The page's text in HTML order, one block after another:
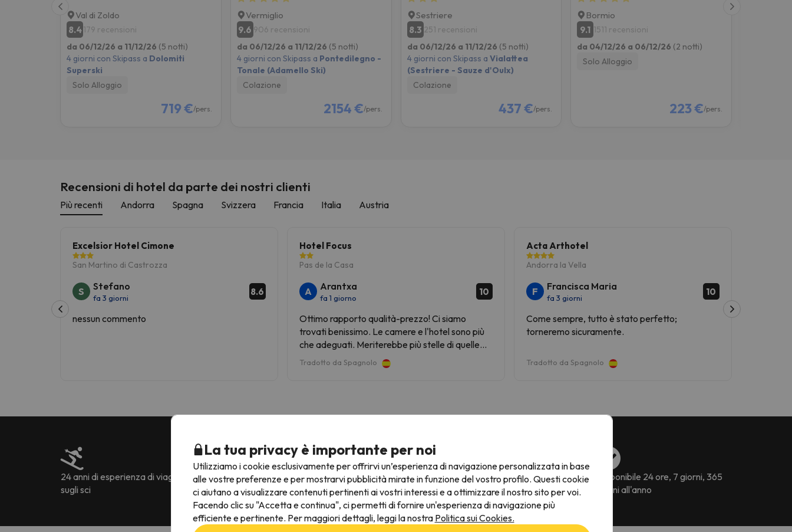
Val di Zoldo
8.4179 recensioni
da 06/12/26 a 11/12/26 (5 notti)
4 giorni con Skipass a Dolomiti
Superski
Solo Alloggio
719 €/pers.
Vermiglio
9.6 906 recensioni
da 06/12/26 a 11/12/26 (5 notti)
4 giorni con Skipass a Pontedilegno -
Tonale (Adamello Ski)
Colazione
2154 €/pers.
Sestriere
8.3 251 recensioni
da 06/12/26 a 11/12/26 (5 notti)
4 giorni con Skipass a Vialattea
(Sestriere - Sauze d'Oulx)
Colazione
437 €/pers.
Bormio
9.1 1511 recensioni
da 04/12/26 a 06/12/26 (2 notti)
Solo Alloggio
223 €/pers.
Recensioni di hotel da parte dei nostri clienti
Più recenti Andorra Spagna Svizzera Francia Italia Austria
Excelsior Hotel Cimone
San Martino di Castrozza
S Stefano
fa 3 giorni
8.6
nessun commento
Hotel Focus
Pas de la Casa
A Arantxa
fa 1 giorno
10
Ottimo rapporto qualità-prezzo! Ci siamo
trovati benissimo. Le camere e l'hotel sono più
che adeguati. Meriterebbe più stelle di quelle
che ha.
Tradotto da Spagnolo
Acta Arthotel
Andorra la Vella
F Francisca Maria
fa 3 giorni
10
Come sempre, tutto è stato perfetto;
torneremo sicuramente.
Tradotto da Spagnolo
24 anni di esperienza di viaggio
sugli sci
Più di 222.905 opinioni in 7 lingue Ottimi prezzi per le offerte di sci
in Europa
Offerte di sci flessibili
Disponibile 24 ore, 7 giorni, 365
giorni all'anno
La tua privacy è importante per noi
Utilizziamo i cookie esclusivamente per offrirvi un’esperienza di navigazione personalizzata in base
alle vostre preferenze e per mostrarvi pubblicità mirate in funzione del vostro profilo. Questi cookie
ci aiutano a visualizzare contenuti pertinenti ai vostri interessi e a ottimizzare il nostro sito per voi.
Facendo clic su "Accetta e continua", ci permetti di fornire un'esperienza di navigazione più
efficiente e pertinente. Per maggiori dettagli, leggi la nostra Politica sui Cookies.